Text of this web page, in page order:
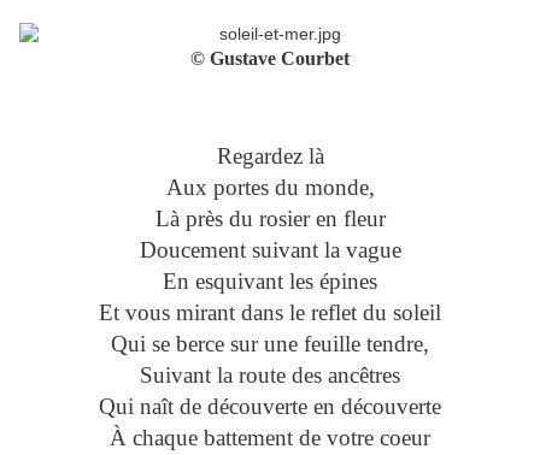
© Gustave Courbet
Regardez là
Aux portes du monde,
Là près du rosier en fleur
Doucement suivant la vague
En esquivant les épines
Et vous mirant dans le reflet du soleil
Qui se berce sur une feuille tendre,
Suivant la route des ancêtres
Qui naît de découverte en découverte
À chaque battement de votre coeur